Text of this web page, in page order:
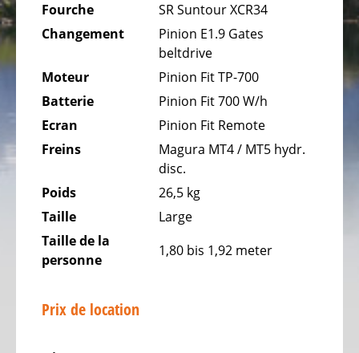
Vélos
gravel
Vélos
tout
terrain,
VTT
Vélos
randonnée
Vélos
tout
chemin
Vélos
Fourche
SR Suntour XCR34
Changement
Pinion E1.9 Gates
beltdrive
Moteur
Pinion Fit TP-700
Batterie
Pinion Fit 700 W/h
Ecran
Pinion Fit Remote
Freins
Magura MT4 / MT5 hydr.
disc.
Poids
26,5 kg
Taille
Large
Taille de la
personne
1,80 bis 1,92 meter
Prix de location